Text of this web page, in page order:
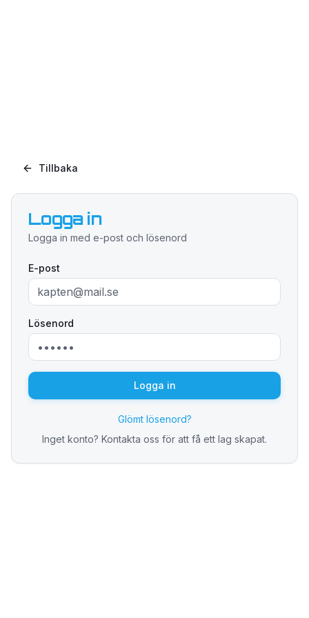
Tillbaka
Logga in
Logga in med e-post och lösenord
E-post
Lösenord
Logga in
Glömt lösenord?
Inget konto? Kontakta oss för att få ett lag skapat.